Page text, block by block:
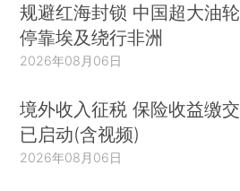
规避红海封锁 中国超大油轮
停靠埃及绕行非洲
2026年08月06日
境外收入征税 保险收益缴交
已启动(含视频)
2026年08月06日